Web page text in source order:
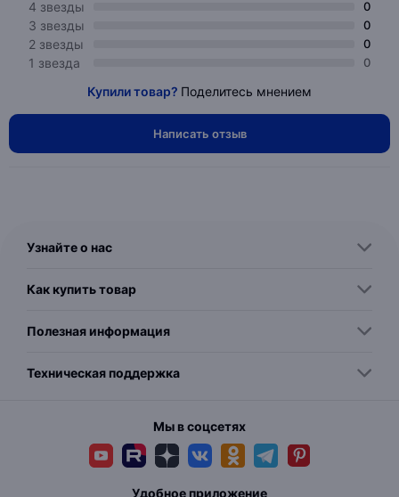
4 звезды 0
3 звезды 0
2 звезды 0
1 звезда 0
Купили товар? Поделитесь мнением
Написать отзыв
Узнайте о нас
Как купить товар
Полезная информация
Техническая поддержка
Мы в соцсетях
Удобное приложение